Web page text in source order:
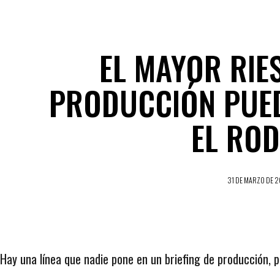
EL MAYOR
PRODUCCIÓN
EL
31 DE MARZO DE
Hay una línea que nadie pone en un briefing de producción,